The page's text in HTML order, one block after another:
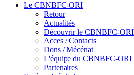
Le CBNBFC-ORI
Retour
Actualités
Découvrir le CBNBFC-ORI
Accès / Contacts
Dons / Mécénat
L'équipe du CBNBFC-ORI
Partenaires